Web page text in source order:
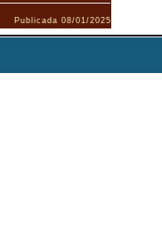
Publicada 08/01/2025